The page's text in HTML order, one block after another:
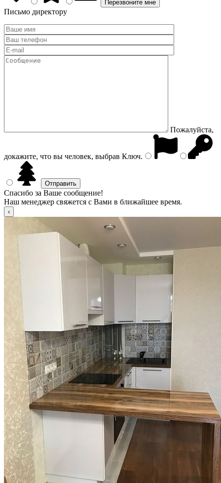
Письмо директору
Пожалуйста,
докажите, что вы человек, выбрав Ключ.
Спасибо за Ваше сообщение!
Наш менеджер свяжется с Вами в ближайшее время.